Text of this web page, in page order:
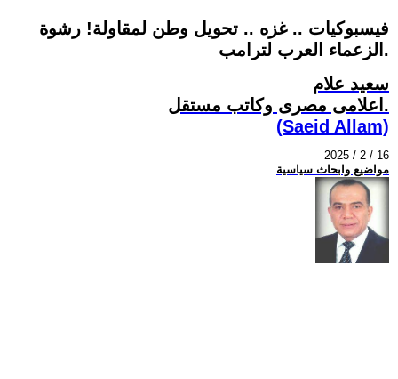
فيسبوكيات .. غزه .. تحويل وطن لمقاولة! رشوة
الزعماء العرب لترامب.
سعيد علام
اعلامى مصرى وكاتب مستقل.
(Saeid Allam)
2025 / 2 / 16
مواضيع وابحاث سياسية